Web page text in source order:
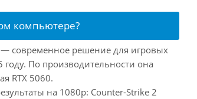
компьютере?
— современное решение для игровых
году. По производительности она
RTX 5060.
на 1080p: Counter-Strike 2